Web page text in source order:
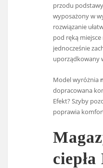
przodu
wyposażony w
rozwiązanie
pod ręką
jednocześnie
uporządkowany
Model wyróżnia
dopracowana
Efekt? Szyby
poprawia